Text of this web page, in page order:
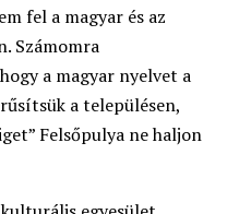
fel a magyar és az
Számomra
a magyar nyelvet a
a településen,
Felsőpulya ne haljon